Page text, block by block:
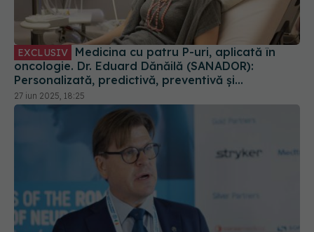
EXCLUSIV Medicina cu patru P-uri, aplicată în
oncologie. Dr. Eduard Dănăilă (SANADOR):
Personalizată, predictivă, preventivă și
participativă
27 iun 2025, 18:25